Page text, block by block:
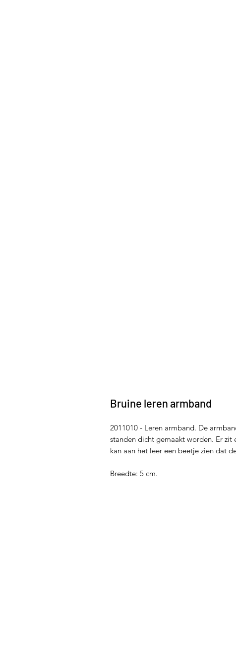
Bruine leren armband
2011010 - Leren armband. De
standen dicht gemaakt worden. Er zit
kan aan het leer een beetje zien dat
Breedte: 5 cm.